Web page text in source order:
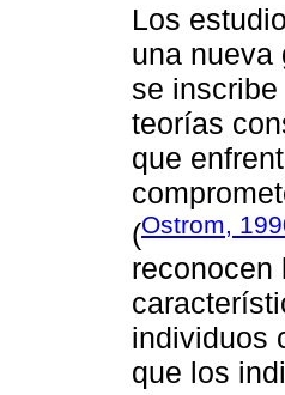
Los
una nueva
se
teorías
que
(Ostrom,
reconocen
individuos
que los